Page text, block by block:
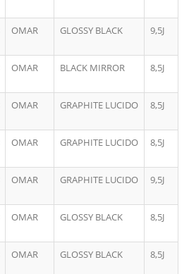
OMAR GLOSSY BLACK 9,5J
OMAR BLACK MIRROR 8,5J
OMAR GRAPHITE LUCIDO 8,5J
OMAR GRAPHITE LUCIDO 8,5J
OMAR GRAPHITE LUCIDO 9,5J
OMAR GLOSSY BLACK 8,5J
OMAR GLOSSY BLACK 8,5J